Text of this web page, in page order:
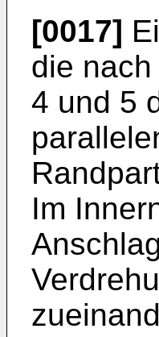
[0017]
die
4 und 5
Im